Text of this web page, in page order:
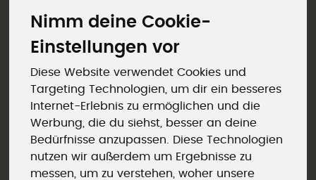
Nimm deine Cookie-
Einstellungen vor
Diese Website verwendet Cookies und
Targeting Technologien, um dir ein besseres
Internet-Erlebnis zu ermöglichen und die
Werbung, die du siehst, besser an deine
Bedürfnisse anzupassen. Diese Technologien
nutzen wir außerdem um Ergebnisse zu
messen, um zu verstehen, woher unsere
Hersteller Ernährung
Allergene